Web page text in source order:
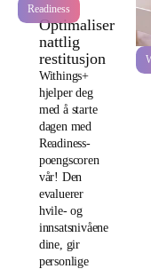
Readiness
Optimaliser
nattlig
restitusjon
Withings+
hjelper deg
med å starte
dagen med
Readiness-
poengscoren
vår! Den
evaluerer
hvile- og
innsatsnivåene
dine, gir
personlige